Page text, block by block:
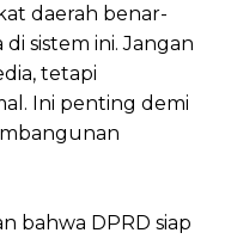
daerah benar-
sistem ini. Jangan
tetapi
Ini penting demi
bahwa DPRD siap